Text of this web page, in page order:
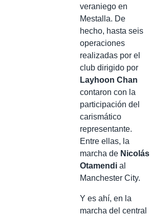
veraniego en
Mestalla. De
hecho, hasta seis
operaciones
realizadas por el
club dirigido por
Layhoon Chan
contaron con la
participación del
carismático
representante.
Entre ellas, la
marcha de Nicolás
Otamendi al
Manchester City.
Y es ahí, en la
marcha del central